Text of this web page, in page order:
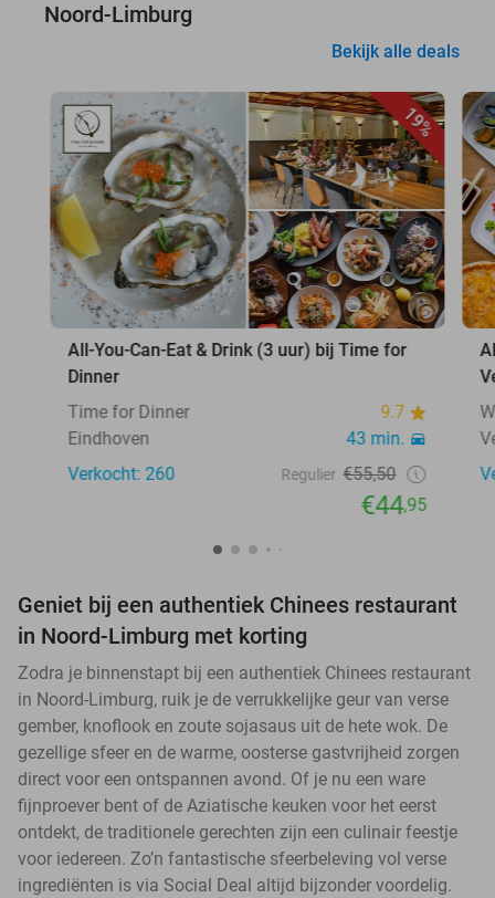
Noord-Limburg
Bekijk alle deals
19%
All-You-Can-Eat & Drink (3 uur) bij Time for
Dinner
Time for Dinner
9.7
Eindhoven
43 min.
Verkocht: 260
Regulier €55,50
€44,95
Geniet bij een authentiek Chinees restaurant
in Noord-Limburg met korting
Zodra je binnenstapt bij een authentiek Chinees restaurant
in Noord-Limburg, ruik je de verrukkelijke geur van verse
gember, knoflook en zoute sojasaus uit de hete wok. De
gezellige sfeer en de warme, oosterse gastvrijheid zorgen
direct voor een ontspannen avond. Of je nu een ware
fijnproever bent of de Aziatische keuken voor het eerst
ontdekt, de traditionele gerechten zijn een culinair feestje
voor iedereen. Zo’n fantastische sfeerbeleving vol verse
ingrediënten is via Social Deal altijd bijzonder voordelig.